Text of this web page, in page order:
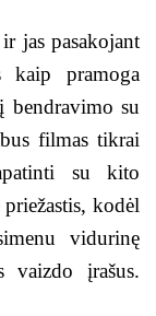
jas pasakojant
kaip pramoga
su
filmas tikrai
su kito
kodėl
vidurinę
vaizdo įrašus.